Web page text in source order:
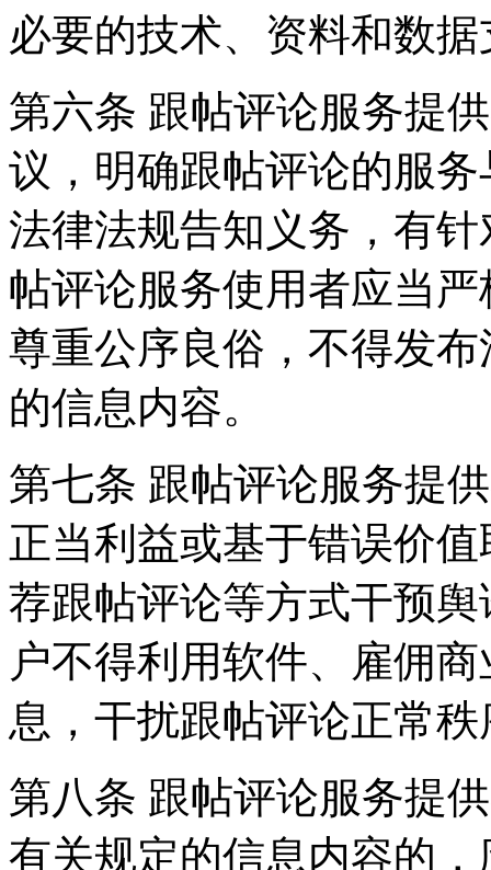
必要的技术、资料和数
第六条 跟帖评论服务提
议，明确跟帖评论的服
法律法规告知义务，有
帖评论服务使用者应当
尊重公序良俗，不得发
的信息内容。
第七条 跟帖评论服务提
正当利益或基于错误价
荐跟帖评论等方式干预
户不得利用软件、雇佣
息，干扰跟帖评论正常
第八条 跟帖评论服务提
有关规定的信息内容的